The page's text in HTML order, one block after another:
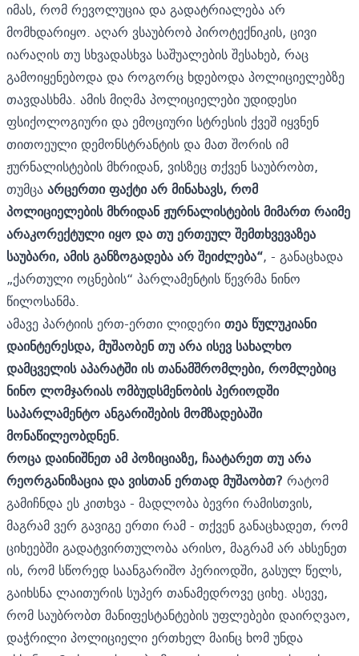
იმას, რომ რევოლუცია და გადატრიალება არ
მომხდარიყო. აღარ ვსაუბრობ პიროტექნიკის, ცივი
იარაღის თუ სხვადასხვა საშუალების შესახებ, რაც
გამოიყენებოდა და როგორც ხდებოდა პოლიციელებზე
თავდასხმა. ამის მიღმა პოლიციელები უდიდესი
ფსიქოლოგიური და ემოციური სტრესის ქვეშ იყვნენ
თითოეული დემონსტრანტის და მათ შორის იმ
ჟურნალისტების მხრიდან, ვისზეც თქვენ საუბრობთ,
თუმცაარცერთი ფაქტი არ მინახავს, რომ
პოლიციელების მხრიდან ჟურნალისტების მიმართ რაიმე
არაკორექტული იყო და თუ ერთეულ შემთხვევაზეა
საუბარი, ამის განზოგადება არ შეიძლება“, - განაცხადა
„ქართული ოცნების“ პარლამენტის წევრმა ნინო
წილოსანმა.
ამავე პარტიის ერთ-ერთი ლიდერითეა წულუკიანი
დაინტერესდა, მუშაობენ თუ არა ისევ სახალხო
დამცველის აპარატში ის თანამშრომლები, რომლებიც
ნინო ლომჯარიას ომბუდსმენობის პერიოდში
საპარლამენტო ანგარიშების მომზადებაში
მონაწილეობდნენ.
როცა დაინიშნეთ ამ პოზიციაზე, ჩაატარეთ თუ არა
რეორგანიზაცია და ვისთან ერთად მუშაობთ? რატომ
გამიჩნდა ეს კითხვა - მადლობა ბევრი რამისთვის,
მაგრამ ვერ გავიგე ერთი რამ - თქვენ განაცხადეთ, რომ
ციხეებში გადატვირთულობა არისო, მაგრამ არ ახსენეთ
ის, რომ სწორედ საანგარიშო პერიოდში, გასულ წელს,
გაიხსნა ლაითურის სუპერ თანამედროვე ციხე. ასევე,
რომ საუბრობთ მანიფესტანტების უფლებები დაირღვაო,
დაჭრილი პოლიციელი ერთხელ მაინც ხომ უნდა